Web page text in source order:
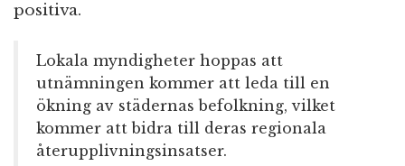
positiva.
Lokala myndigheter hoppas att
utnämningen kommer att leda till en
ökning av städernas befolkning, vilket
kommer att bidra till deras regionala
återupplivningsinsatser.